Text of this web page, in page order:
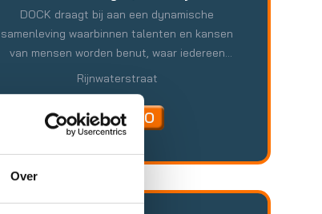
Over
DOCK draagt bij aan een dynamische
samenleving waarbinnen talenten en kansen
van mensen worden benut, waar iedereen
perspectieven heeft en bewoners elkaar verder
helpen. DOCK ondersteunt mensen in het
nemen van initiatieven door contact te leggen
tussen bewoners en organisaties in de buurt.
ontstaat er een samenleving met samenhang
waar iedereen bij hoort en aan bijdraagt. Dat is
de kracht van wij samen. Maatschappelijke
Rijnwaterstraat
MEER INFO